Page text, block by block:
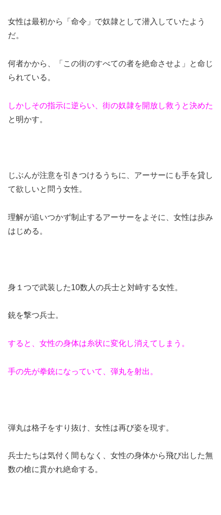
女性は最初から「命令」で奴隷として潜入していたよう
だ。
何者かから、「この街のすべての者を絶命させよ」と命じ
られている。
しかしその指示に逆らい、街の奴隷を開放し救うと決めた
と明かす。
じぶんが注意を引きつけるうちに、アーサーにも手を貸し
て欲しいと問う女性。
理解が追いつかず制止するアーサーをよそに、女性は歩み
はじめる。
身１つで武装した10数人の兵士と対峙する女性。
銃を撃つ兵士。
すると、女性の身体は糸状に変化し消えてしまう。
手の先が拳銃になっていて、弾丸を射出。
弾丸は格子をすり抜け、女性は再び姿を現す。
兵士たちは気付く間もなく、女性の身体から飛び出した無
数の槍に貫かれ絶命する。